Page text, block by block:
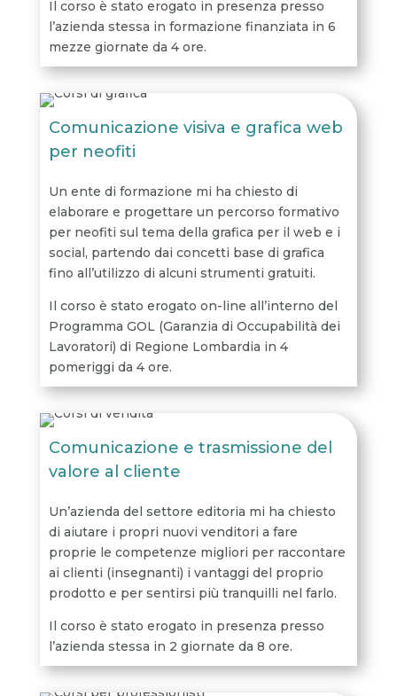
Il corso è stato erogato in presenza presso
l’azienda stessa in formazione finanziata in 6
mezze giornate da 4 ore.
Comunicazione visiva e grafica web
per neofiti
Un ente di formazione mi ha chiesto di
elaborare e progettare un percorso formativo
per neofiti sul tema della grafica per il web e i
social, partendo dai concetti base di grafica
fino all’utilizzo di alcuni strumenti gratuiti.
Il corso è stato erogato on-line all’interno del
Programma GOL (Garanzia di Occupabilità dei
Lavoratori) di Regione Lombardia in 4
pomeriggi da 4 ore.
Comunicazione e trasmissione del
valore al cliente
Un’azienda del settore editoria mi ha chiesto
di aiutare i propri nuovi venditori a fare
proprie le competenze migliori per raccontare
ai clienti (insegnanti) i vantaggi del proprio
prodotto e per sentirsi più tranquilli nel farlo.
Il corso è stato erogato in presenza presso
l’azienda stessa in 2 giornate da 8 ore.